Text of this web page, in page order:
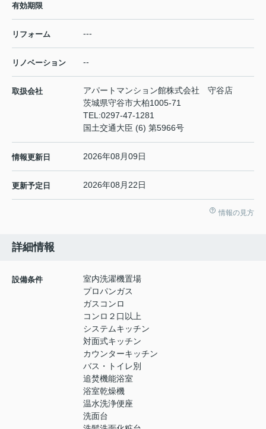
有効期限
リフォーム ---
リノベーション --
取扱会社
アパートマンション館株式会社 守谷店
茨城県守谷市大柏1005-71
TEL:0297-47-1281
国土交通大臣 (6) 第5966号
情報更新日 2026年08月09日
更新予定日 2026年08月22日
情報の見方
詳細情報
設備条件
室内洗濯機置場
プロパンガス
ガスコンロ
コンロ２口以上
システムキッチン
対面式キッチン
カウンターキッチン
バス・トイレ別
追焚機能浴室
浴室乾燥機
温水洗浄便座
洗面台